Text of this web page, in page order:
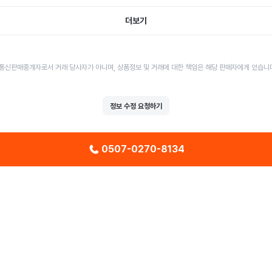
더보기
신판매중개자로서 거래 당사자가 아니며, 상품정보 및 거래에 대한 책임은 해당 판매자에게 있습니
정보 수정 요청하기
0507-0270-8134